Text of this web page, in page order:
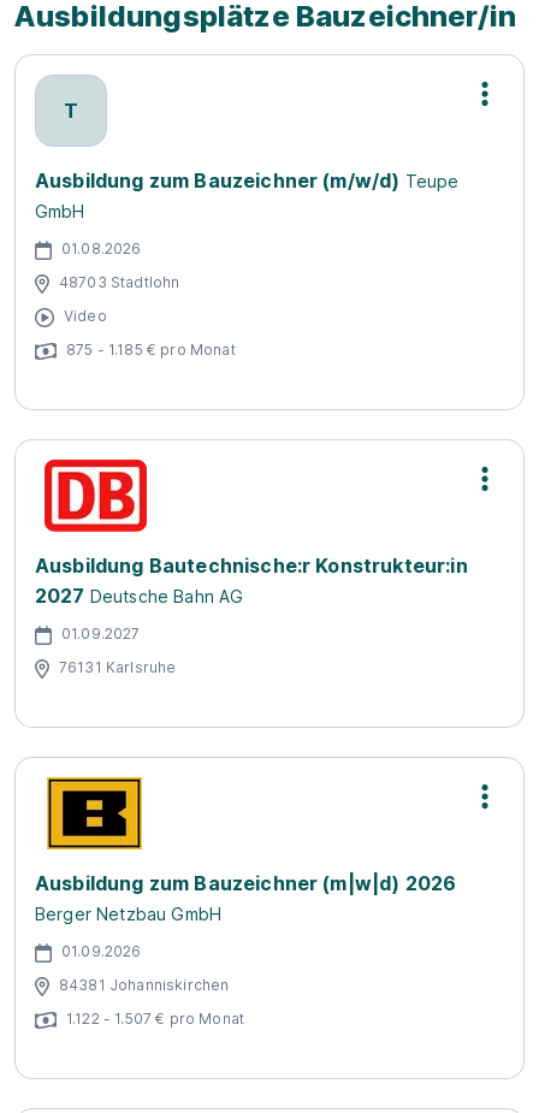
Ausbildungsplätze Bauzeichner/in
T
Ausbildung zum Bauzeichner (m/w/d) Teupe
GmbH
01.08.2026
48703 Stadtlohn
Video
875 - 1.185 € pro Monat
Ausbildung Bautechnische:r Konstrukteur:in
2027 Deutsche Bahn AG
01.09.2027
76131 Karlsruhe
Ausbildung zum Bauzeichner (m|w|d) 2026
Berger Netzbau GmbH
01.09.2026
84381 Johanniskirchen
1.122 - 1.507 € pro Monat